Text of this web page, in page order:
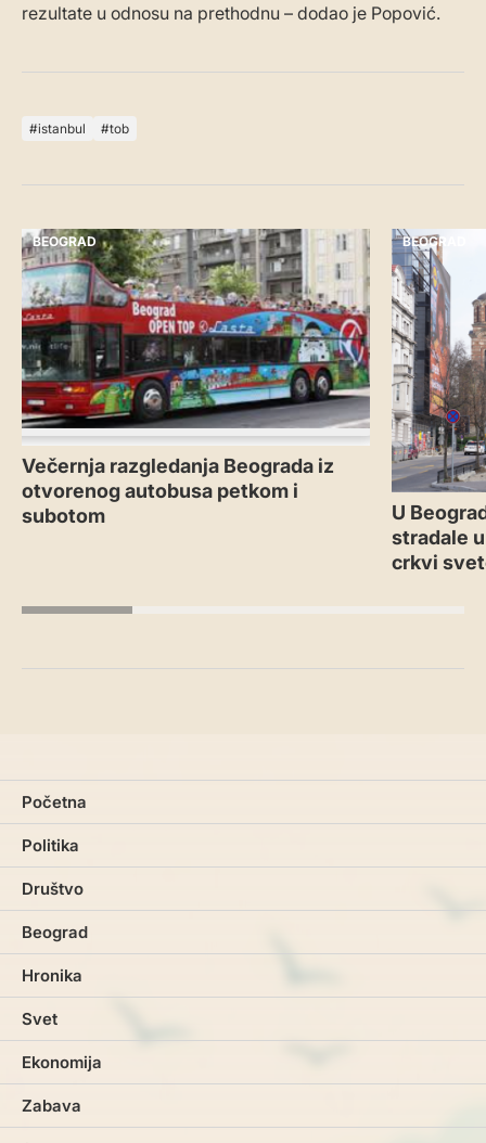
rezultate u odnosu na prethodnu – dodao je Popović.
istanbul tob
BEOGRAD
Večernja razgledanja Beograda iz
otvorenog autobusa petkom i
subotom
BEOGRAD
U
stradale
crkvi
Početna
Politika
Društvo
Beograd
Hronika
Svet
Ekonomija
Zabava